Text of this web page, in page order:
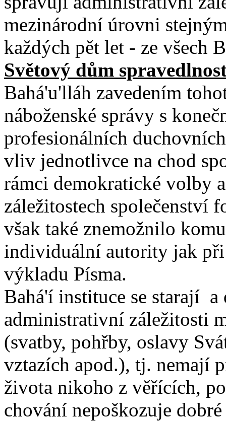
mezinárodní úrovni
každých pět let - ze všech
Světový dům
Bahá'u'lláh zavedením
náboženské správy s
profesionálních
vliv jednotlivce na chod
rámci demokratické volby
záležitostech společenství
však také znemožnilo
individuální autority jak
výkladu Písma.
Bahá'í instituce se starají
administrativní záležitosti
(svatby, pohřby, oslavy
vztazích apod.), tj. nemají
života nikoho z věřících,
chování nepoškozuje